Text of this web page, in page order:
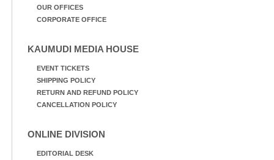
OUR OFFICES
CORPORATE OFFICE
KAUMUDI MEDIA HOUSE
EVENT TICKETS
SHIPPING POLICY
RETURN AND REFUND POLICY
CANCELLATION POLICY
ONLINE DIVISION
EDITORIAL DESK